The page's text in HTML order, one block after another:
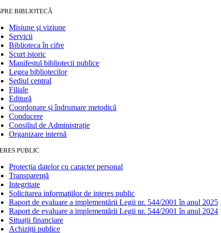
BIBLIOTECĂ
Misiune şi viziune
Servicii
Biblioteca în cifre
Scurt istoric
Manifestul bibliotecii publice
Legea bibliotecilor
Sediul central
Filiale
Editură
Coordonare și îndrumare metodică
Conducere
Consiliul de Administrație
Organizare internă
PUBLIC
Protecția datelor cu caracter personal
Transparență
Integritate
Solicitarea informaţiilor de interes public
Raport de evaluare a implementării Legii nr. 544/2001 în anul 2025
Raport de evaluare a implementării Legii nr. 544/2001 în anul 2024
Situații financiare
Achiziții publice